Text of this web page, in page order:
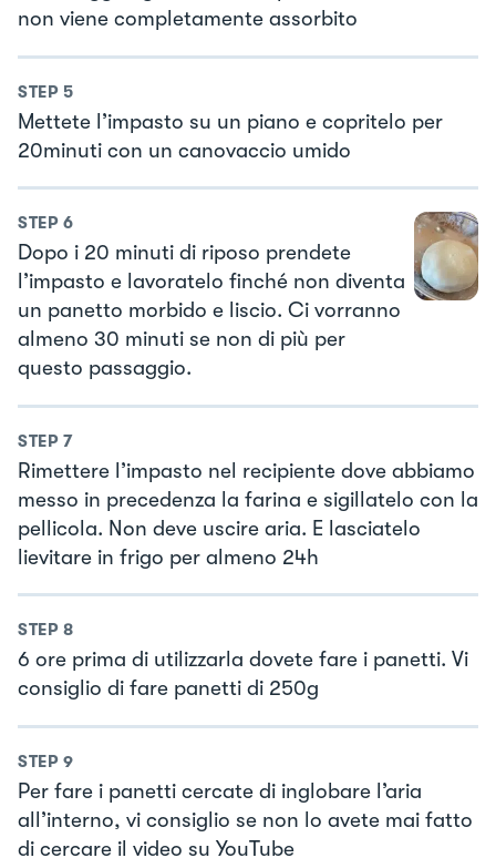
non viene completamente assorbito
STEP 5
Mettete l’impasto su un piano e copritelo per
20minuti con un canovaccio umido
STEP 6
Dopo i 20 minuti di riposo prendete
l’impasto e lavoratelo finché non diventa
un panetto morbido e liscio. Ci vorranno
almeno 30 minuti se non di più per
questo passaggio.
STEP 7
Rimettere l’impasto nel recipiente dove abbiamo
messo in precedenza la farina e sigillatelo con la
pellicola. Non deve uscire aria. E lasciatelo
lievitare in frigo per almeno 24h
STEP 8
6 ore prima di utilizzarla dovete fare i panetti. Vi
consiglio di fare panetti di 250g
STEP 9
Per fare i panetti cercate di inglobare l’aria
all’interno, vi consiglio se non lo avete mai fatto
di cercare il video su YouTube